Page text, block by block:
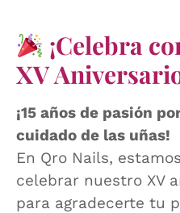
¡Celebra
XV
¡15 años de pasión
cuidado de las uñas!
En Qro Nails,
celebrar nuestro XV
para agradecerte tu